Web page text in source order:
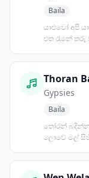
Baila
යාළුවෝ අපි
එත රෑනේ තරු
Thoran
Gypsies
Baila
තෝරන්
ලොවේ මල්